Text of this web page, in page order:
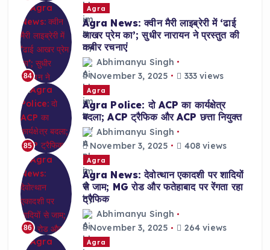
84
Agra
Agra News: क्वीन मैरी लाइब्रेरी में ‘ढाई
आखर प्रेम का’; सुधीर नारायन ने प्रस्तुत की
कबीर रचनाएं
Abhimanyu Singh
November 3, 2025
333 views
85
Agra
Agra Police: दो ACP का कार्यक्षेत्र
बदला; ACP ट्रैफिक और ACP छत्ता नियुक्त
Abhimanyu Singh
November 3, 2025
408 views
86
Agra
Agra News: देवोत्थान एकादशी पर शादियों
से जाम; MG रोड और फतेहाबाद पर रेंगता रहा
ट्रैफिक
Abhimanyu Singh
November 3, 2025
264 views
Agra